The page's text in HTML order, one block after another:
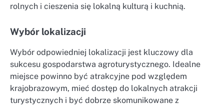
rolnych i cieszenia się lokalną kulturą i kuchnią.
Wybór lokalizacji
Wybór odpowiedniej lokalizacji jest kluczowy dla
sukcesu gospodarstwa agroturystycznego. Idealne
miejsce powinno być atrakcyjne pod względem
krajobrazowym, mieć dostęp do lokalnych atrakcji
turystycznych i być dobrze skomunikowane z